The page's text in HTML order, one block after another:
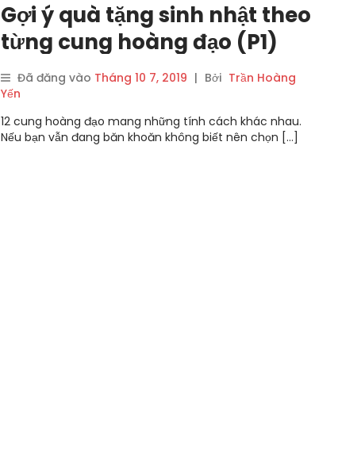
Gợi ý quà tặng sinh nhật theo
từng cung hoàng đạo (P1)
Đã đăng vào Tháng 10 7, 2019 | Bởi Trần Hoàng
Yến
12 cung hoàng đạo mang những tính cách khác nhau.
Nếu bạn vẫn đang băn khoăn không biết nên chọn […]